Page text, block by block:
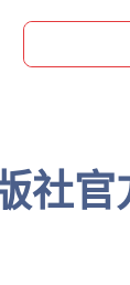
社官